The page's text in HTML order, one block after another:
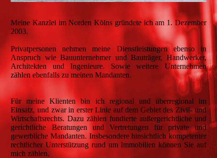
Meine Kanzlei im Norden Kölns gründete ich am 1. Dezember
2003.
Privatpersonen nehmen meine Dienstleistungen ebenso in
Anspruch wie Bauunternehmer und Bauträger, Handwerker,
Architekten und Ingenieure. Sowie weitere Unternehmen
zählen ebenfalls zu meinen Mandanten.
Für meine Klienten bin ich regional und überregional im
Einsatz, und zwar in erster Linie auf dem Gebiet des Zivil- und
Wirtschaftsrechts. Dazu zählen fundierte außergerichtliche und
gerichtliche Beratungen und Vertretungen für private und
gewerbliche Mandanten. Insbesondere hinsichtlich kompetenter
rechtlicher Unterstützung rund um Immobilien können Sie auf
mich zählen.